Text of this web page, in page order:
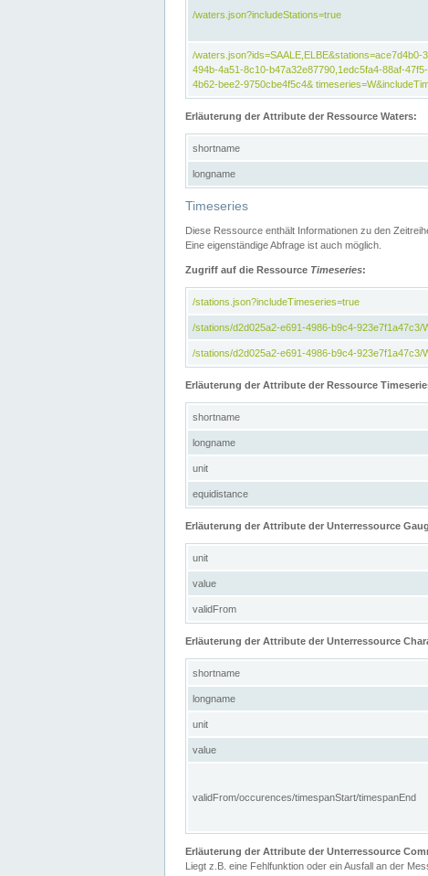
/waters.json?includeStations=true
/
494b-4a51-8c10-b47a32e87790,1edc5fa4-88af-
4b62-bee2-9750cbe4f5c4&
Erläuterung der Attribute der Ressource Waters:
shortname
longname
Timeseries
Diese Ressource enthält Informationen zu den
Eine eigenständige Abfrage ist auch möglich.
Zugriff auf die Ressource Timeseries:
/stations.json?includeTimeseries=true
/stations/d2d025a2-e691-4986-b9c4-923e7f1a47c3/
/stations/d2d025a2-e691-4986-b9c4-923e7f1a47c3/
Erläuterung der Attribute der Ressource
shortname
longname
unit
equidistance
Erläuterung der Attribute der Unterressource
unit
value
validFrom
Erläuterung der Attribute der Unterressource
shortname
longname
unit
value
validFrom/occurences/timespanStart/timespanEnd
Erläuterung der Attribute der Unterressource
Liegt z.B. eine Fehlfunktion oder ein Ausfall an der